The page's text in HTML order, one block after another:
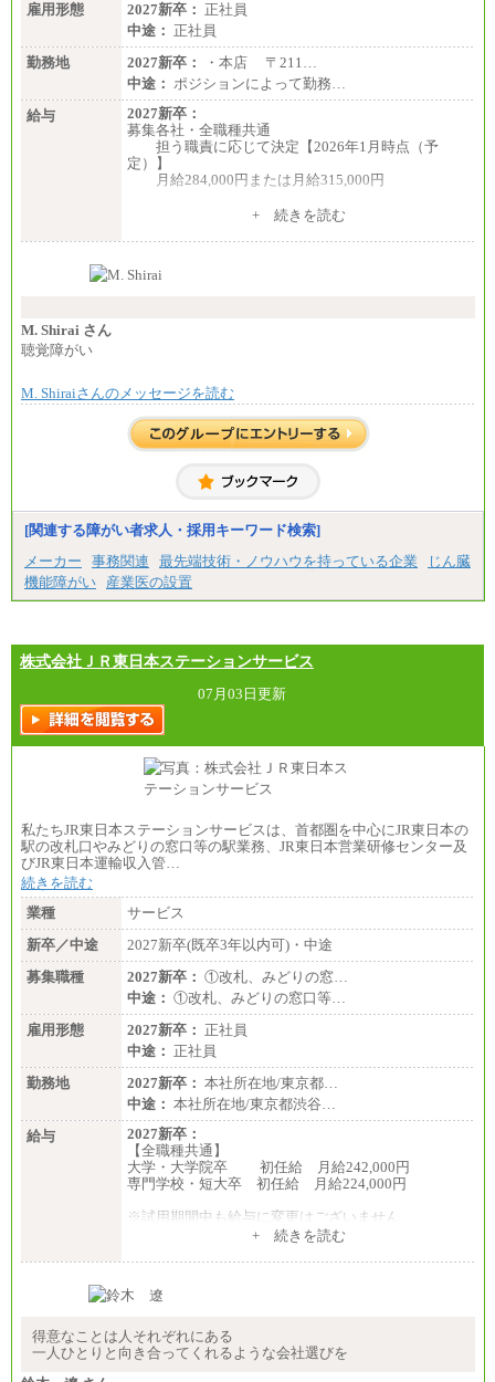
雇用形態
2027新卒： 正社員
中途： 正社員
勤務地
2027新卒：
・本店 〒211…
中途： ポジションによって勤務…
給与
2027新卒：
募集各社・全職種共通
担う職責に応じて決定【2026年1月時点（予
定）】
月給284,000円または月給315,000円
※入社後早期から、自律的な業務遂行が求めら
す。
い職責を担う方については、さらに高い金額を個別
※上記に加え、所定労働時間外に勤務をした場
※試用期間中も給与に変更はございません。
＜募集各社・全職種共通＞
月給21万円以上～
※試用期間中の給与に変更はありません。
ます。
+ 続きを読む
M. Shirai さん
聴覚障がい
M. Shiraiさんのメッセージを読む
[関連する障がい者求人・採用キーワード検索]
メーカー
事務関連 最先端技術・ノウハウを持っている企業
じん臓
機能障がい
産業医の設置
株式会社ＪＲ東日本ステーションサービス
07月03日更新
私たちJR東日本ステーションサービスは、首都圏を中心にJR東日本の
駅の改札口やみどりの窓口等の駅業務、JR東日本営業研修センター及
びJR東日本運輸収入管…
続きを読む
業種
サービス
新卒／中途
2027新卒(既卒3年以内可)・中途
募集職種
2027新卒： ①改札、みどりの窓…
中途： ①改札、みどりの窓口等…
雇用形態
2027新卒： 正社員
中途： 正社員
勤務地
2027新卒： 本社所在地/東京都…
中途： 本社所在地/東京都渋谷…
給与
2027新卒：
【全職種共通】
大学・大学院卒 初任給 月給242,000円
専門学校・短大卒 初任給 月給224,000円
※試用期間中も給与に変更はございません
大学・大学院卒 初任給 月給242,000円
最終学歴に応じ、上記新卒給与（高卒の場合は、月
して算定した調整手当を加算した額
※試用期間中も給与に変更はございません
+ 続きを読む
得意なことは人それぞれにある
一人ひとりと向き合ってくれるような会社選びを